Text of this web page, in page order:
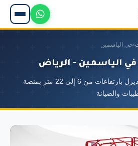
›حي الياسمين
في الياسمين - الرياض
رافعات مقصية كهرباء وديزل بارتفاعات من 6 إلى 22 متر بمنصة
والصيانة